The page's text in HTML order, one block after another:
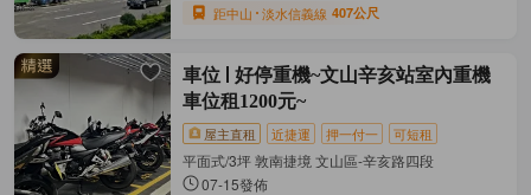
距中山 淡水信義線 407公尺
車位
好停重機~文山辛亥站室內重機
車位租1200元~
屋主直租 近捷運 押一付一 可短租
平面式/3坪 敦南捷境 文山區-辛亥路四段
07-15發佈